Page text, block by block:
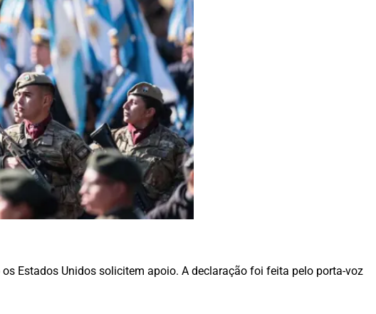
Estados Unidos solicitem apoio. A declaração foi feita pelo porta-voz